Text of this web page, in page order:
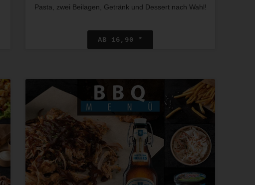
Pasta, zwei Beilagen, Getränk und Dessert nach Wahl!
AB 16,90 *